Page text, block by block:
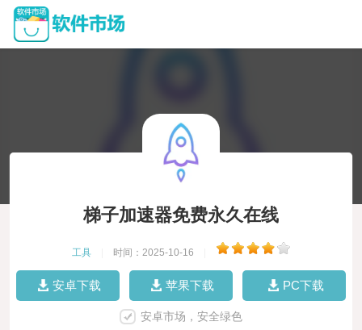
梯子加速器免费永久在线
工具 时间：2025-10-16
安卓下载 苹果下载 PC下载
安卓市场，安全绿色